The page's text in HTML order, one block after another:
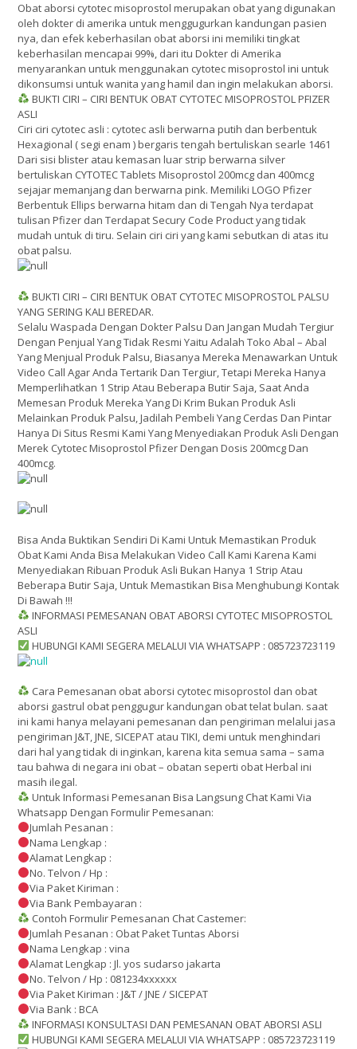
Obat aborsi cytotec misoprostol merupakan obat yang digunakan
oleh dokter di amerika untuk menggugurkan kandungan pasien
nya, dan efek keberhasilan obat aborsi ini memiliki tingkat
keberhasilan mencapai 99%, dari itu Dokter di Amerika
menyarankan untuk menggunakan cytotec misoprostol ini untuk
dikonsumsi untuk wanita yang hamil dan ingin melakukan aborsi.
BUKTI CIRI – CIRI BENTUK OBAT CYTOTEC MISOPROSTOL PFIZER
ASLI
Ciri ciri cytotec asli : cytotec asli berwarna putih dan berbentuk
Hexagional ( segi enam ) bergaris tengah bertuliskan searle 1461
Dari sisi blister atau kemasan luar strip berwarna silver
bertuliskan CYTOTEC Tablets Misoprostol 200mcg dan 400mcg
sejajar memanjang dan berwarna pink. Memiliki LOGO Pfizer
Berbentuk Ellips berwarna hitam dan di Tengah Nya terdapat
tulisan Pfizer dan Terdapat Secury Code Product yang tidak
mudah untuk di tiru. Selain ciri ciri yang kami sebutkan di atas itu
obat palsu.
BUKTI CIRI – CIRI BENTUK OBAT CYTOTEC MISOPROSTOL PALSU
YANG SERING KALI BEREDAR.
Selalu Waspada Dengan Dokter Palsu Dan Jangan Mudah Tergiur
Dengan Penjual Yang Tidak Resmi Yaitu Adalah Toko Abal – Abal
Yang Menjual Produk Palsu, Biasanya Mereka Menawarkan Untuk
Video Call Agar Anda Tertarik Dan Tergiur, Tetapi Mereka Hanya
Memperlihatkan 1 Strip Atau Beberapa Butir Saja, Saat Anda
Memesan Produk Mereka Yang Di Krim Bukan Produk Asli
Melainkan Produk Palsu, Jadilah Pembeli Yang Cerdas Dan Pintar
Hanya Di Situs Resmi Kami Yang Menyediakan Produk Asli Dengan
Merek Cytotec Misoprostol Pfizer Dengan Dosis 200mcg Dan
400mcg.
Bisa Anda Buktikan Sendiri Di Kami Untuk Memastikan Produk
Obat Kami Anda Bisa Melakukan Video Call Kami Karena Kami
Menyediakan Ribuan Produk Asli Bukan Hanya 1 Strip Atau
Beberapa Butir Saja, Untuk Memastikan Bisa Menghubungi Kontak
Di Bawah !!!
INFORMASI PEMESANAN OBAT ABORSI CYTOTEC MISOPROSTOL
ASLI
HUBUNGI KAMI SEGERA MELALUI VIA WHATSAPP : 085723723119
Cara Pemesanan obat aborsi cytotec misoprostol dan obat
aborsi gastrul obat penggugur kandungan obat telat bulan. saat
ini kami hanya melayani pemesanan dan pengiriman melalui jasa
pengiriman J&T, JNE, SICEPAT atau TIKI, demi untuk menghindari
dari hal yang tidak di inginkan, karena kita semua sama – sama
tau bahwa di negara ini obat – obatan seperti obat Herbal ini
masih ilegal.
Untuk Informasi Pemesanan Bisa Langsung Chat Kami Via
Whatsapp Dengan Formulir Pemesanan:
Jumlah Pesanan :
Nama Lengkap :
Alamat Lengkap :
No. Telvon / Hp :
Via Paket Kiriman :
Via Bank Pembayaran :
Contoh Formulir Pemesanan Chat Castemer:
Jumlah Pesanan : Obat Paket Tuntas Aborsi
Nama Lengkap : vina
Alamat Lengkap : Jl. yos sudarso jakarta
No. Telvon / Hp : 081234xxxxxx
Via Paket Kiriman : J&T / JNE / SICEPAT
Via Bank : BCA
INFORMASI KONSULTASI DAN PEMESANAN OBAT ABORSI ASLI
HUBUNGI KAMI SEGERA MELALUI VIA WHATSAPP : 085723723119